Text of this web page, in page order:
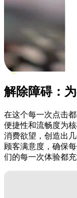
解除障碍：
在这个每一次点击
便捷性和流畅度为
消费欲望，创造出
顾客满意度，确保
们的每一次体验都充